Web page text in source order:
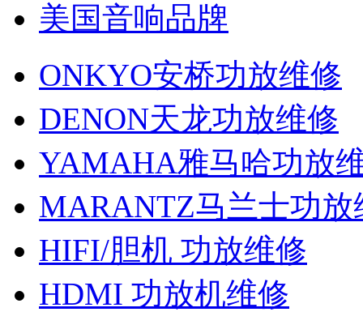
美国音响品牌
ONKYO安桥功放维修
DENON天龙功放维修
YAMAHA雅马哈功放
MARANTZ马兰士功放
HIFI/胆机 功放维修
HDMI 功放机维修